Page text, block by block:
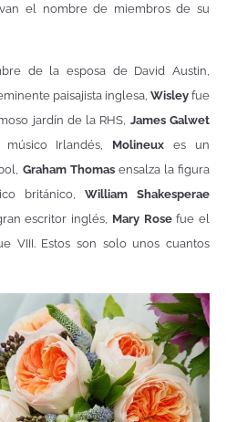
el nombre de miembros de su
de la esposa de David Austin,
paisajista inglesa, Wisley fue
jardín de la RHS, James Galwet
Irlandés, Molineux es un
Graham Thomasensalza la figura
británico, William Shakesperae
escritor inglés, Mary Rosefue el
VIII. Estos son solo unos cuantos